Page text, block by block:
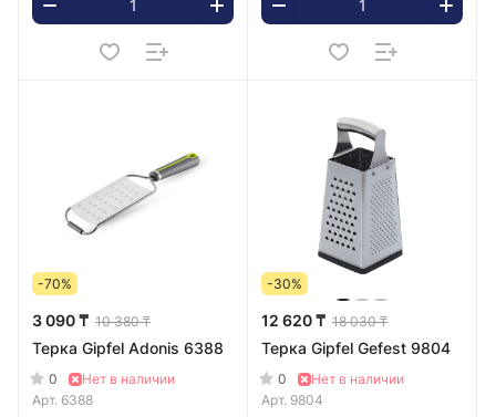
-70%
3 090 ₸ 10 380 ₸
Терка Gipfel Adonis 6388
0
Нет в наличии
Арт. 6388
-30%
12 620 ₸ 18 030 ₸
Терка Gipfel Gefest 9804
0
Нет в наличии
Арт. 9804